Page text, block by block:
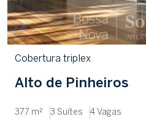
Cobertura triplex
Alto de Pinheiros
377 m² 3 Suítes 4 Vagas